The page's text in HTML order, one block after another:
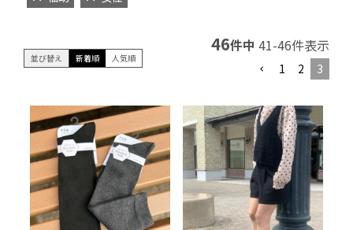
並び替え 新着順 人気順
46件中 41-46件表示
1 2 3